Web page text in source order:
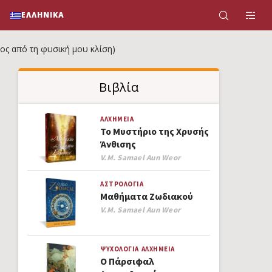
ΕΛΛΗΝΙΚΆ
από τη φυσική μου κλίση)
Βιβλία
ΑΛΧΗΜΕΊΑ
Το Μυστήριο της Χρυσής
Άνθισης
Author
V.M. Samael Aun Weor
ΑΣΤΡΟΛΟΓΊΑ
Μαθήματα Ζωδιακού
Author
V.M. Samael Aun Weor
ΨΥΧΟΛΟΓΊΑ ΑΛΧΗΜΕΊΑ
Ο Πάρσιφαλ